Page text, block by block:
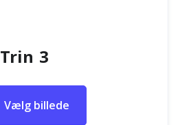
Trin 3
Vælg billede